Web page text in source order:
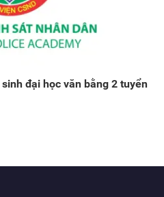
đại học văn bằng 2 tuyển